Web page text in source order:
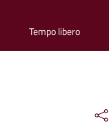
Tempo libero